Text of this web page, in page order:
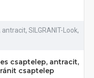
SILGRANIT-Look,
csaptelep, antracit,
csaptelep